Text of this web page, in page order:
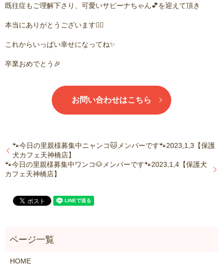
既往症もご理解下さり、可愛いサビーナちゃん💕を迎えて頂き
本当にありがとうございます🙇‍♂️
これからいっぱい幸せになってね✨
卒業おめでとう🎉
お問い合わせはこちら
🐾今日の里親様募集中ニャンコ🐱メンバーです🐾2023,1,3【保護
犬カフェ天神橋店】
🐾今日の里親様募集中ワンコ🐶メンバーです🐾2023,1,4【保護犬
カフェ天神橋店】
HOME